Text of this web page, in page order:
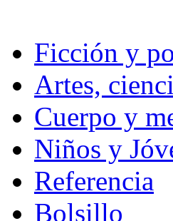
Ficción y
Artes,
Cuerpo y
Niños y
Referencia
Bolsillo